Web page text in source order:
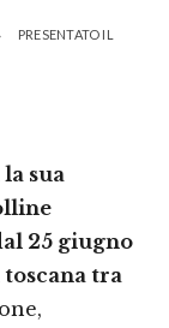
PRESENTATO IL
sua
25 giugno
toscana tra